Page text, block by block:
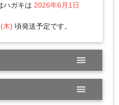
ハガキは 2026年6月1日
木) 頃発送予定です。
menu
menu